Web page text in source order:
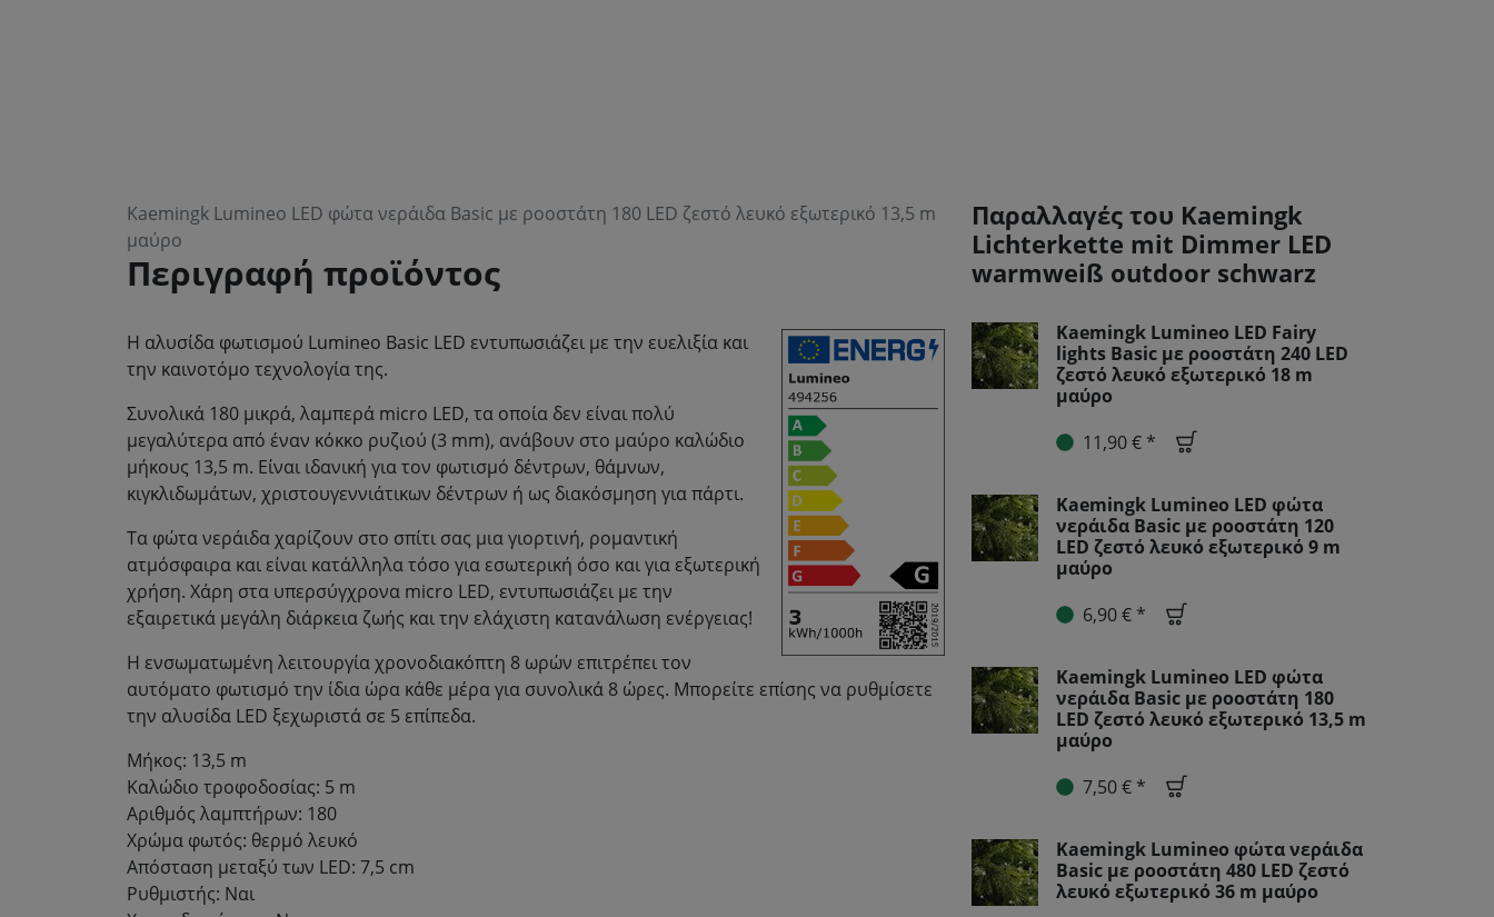
Kaemingk Lumineo LED φώτα νεράιδα Basic με ροοστάτη 180 LED ζεστό λευκό εξωτερικό 13,5 m
μαύρο
Περιγραφή προϊόντος
Η αλυσίδα φωτισμού Lumineo Basic LED εντυπωσιάζει με την ευελιξία και
την καινοτόμο τεχνολογία της.
Συνολικά 180 μικρά, λαμπερά micro LED, τα οποία δεν είναι πολύ
μεγαλύτερα από έναν κόκκο ρυζιού (3 mm), ανάβουν στο μαύρο καλώδιο
μήκους 13,5 m. Είναι ιδανική για τον φωτισμό δέντρων, θάμνων,
κιγκλιδωμάτων, χριστουγεννιάτικων δέντρων ή ως διακόσμηση για πάρτι.
Τα φώτα νεράιδα χαρίζουν στο σπίτι σας μια γιορτινή, ρομαντική
ατμόσφαιρα και είναι κατάλληλα τόσο για εσωτερική όσο και για εξωτερική
χρήση. Χάρη στα υπερσύγχρονα micro LED, εντυπωσιάζει με την
εξαιρετικά μεγάλη διάρκεια ζωής και την ελάχιστη κατανάλωση ενέργειας!
Η ενσωματωμένη λειτουργία χρονοδιακόπτη 8 ωρών επιτρέπει τον
αυτόματο φωτισμό την ίδια ώρα κάθε μέρα για συνολικά 8 ώρες. Μπορείτε επίσης να ρυθμίσετε
την αλυσίδα LED ξεχωριστά σε 5 επίπεδα.
Μήκος: 13,5 m
Καλώδιο τροφοδοσίας: 5 m
Αριθμός λαμπτήρων: 180
Χρώμα φωτός: θερμό λευκό
Απόσταση μεταξύ των LED: 7,5 cm
Ρυθμιστής: Ναι
Παραλλαγές του Kaemingk
Lichterkette mit Dimmer LED
warmweiß outdoor schwarz
Kaemingk Lumineo LED Fairy
lights Basic με ροοστάτη 240 LED
ζεστό λευκό εξωτερικό 18 m
μαύρο
11,90 € *
Kaemingk Lumineo LED φώτα
νεράιδα Basic με ροοστάτη 120
LED ζεστό λευκό εξωτερικό 9 m
μαύρο
6,90 € *
Kaemingk Lumineo LED φώτα
νεράιδα Basic με ροοστάτη 180
LED ζεστό λευκό εξωτερικό 13,5 m
μαύρο
7,50 € *
Kaemingk Lumineo φώτα νεράιδα
Basic με ροοστάτη 480 LED ζεστό
λευκό εξωτερικό 36 m μαύρο